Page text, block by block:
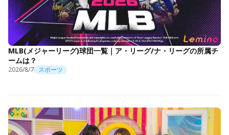
MLB(メジャーリーグ)球団一覧｜ア・リーグ/ナ・リーグの所属チ
ームは？
2026/8/7 スポーツ